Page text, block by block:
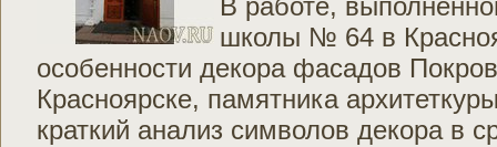
В работе,
школы № 64 в
особенности декора фасадов
Красноярске, памятника
краткий анализ символов декора в